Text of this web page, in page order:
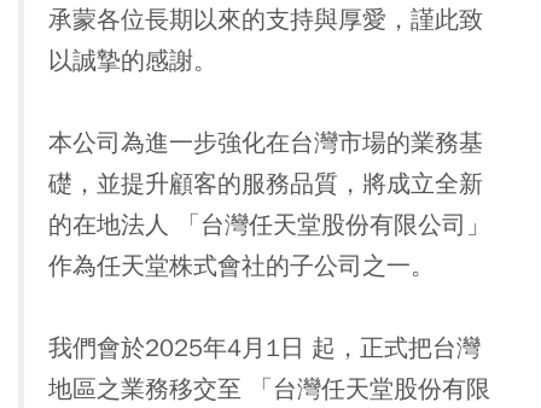
承蒙各位長期以來的支持與厚愛，謹此致
以誠摯的感謝。
本公司為進一步強化在台灣市場的業務基
礎，並提升顧客的服務品質，將成立全新
的在地法人 「台灣任天堂股份有限公司」
作為任天堂株式會社的子公司之一。
我們會於2025年4月1日 起，正式把台灣
地區之業務移交至 「台灣任天堂股份有限